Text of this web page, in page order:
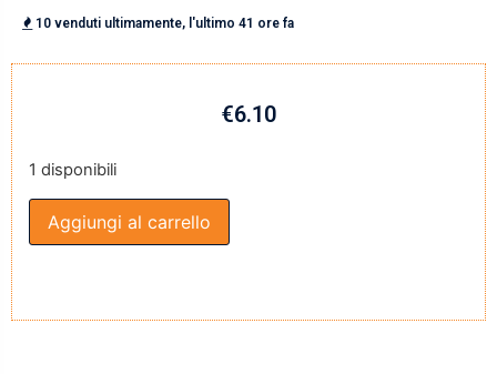
10 venduti ultimamente, l'ultimo 41 ore fa
€6.10
1 disponibili
Aggiungi al carrello